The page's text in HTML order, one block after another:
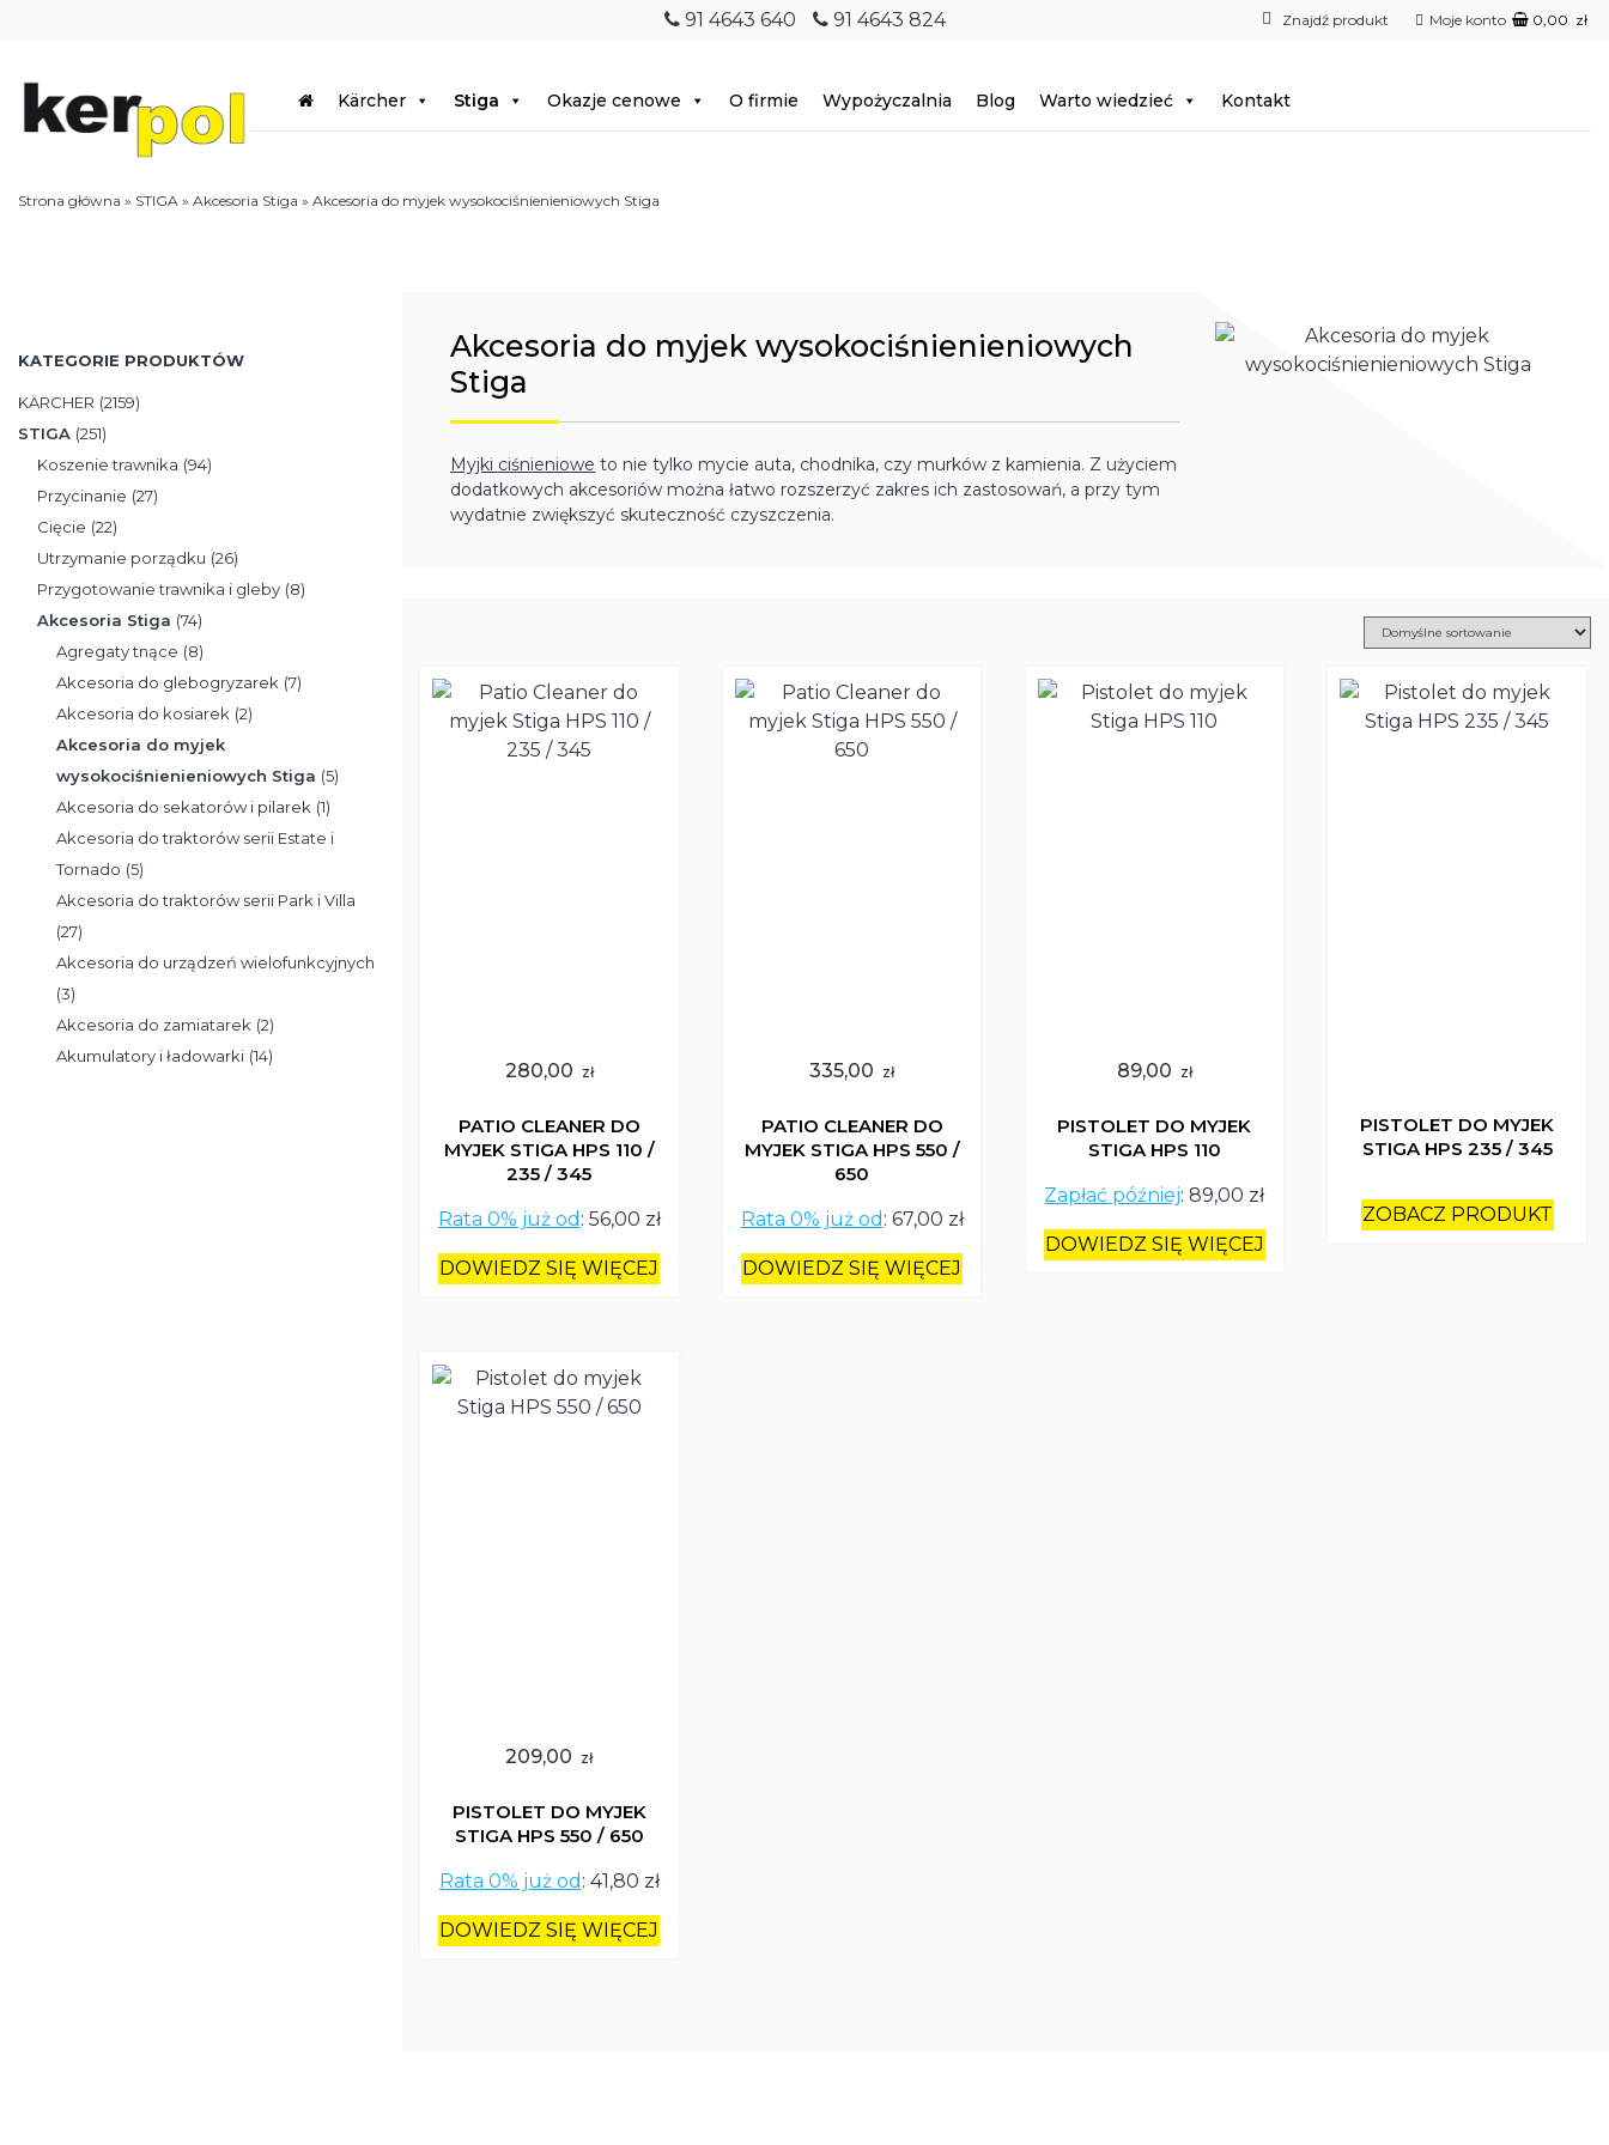
91 4643 640 91 4643 824 Moje konto 0,00 zł
Kärcher Stiga Okazje cenowe O firmie Wypożyczalnia Blog Warto wiedzieć Kontakt
Strona główna » STIGA » Akcesoria Stiga » Akcesoria do myjek wysokociśnienieniowych Stiga
KATEGORIE PRODUKTÓW
KÄRCHER (2159)
STIGA (251)
Koszenie trawnika (94)
Przycinanie (27)
Cięcie (22)
Utrzymanie porządku (26)
Przygotowanie trawnika i gleby (8)
Akcesoria Stiga (74)
Agregaty tnące (8)
Akcesoria do glebogryzarek (7)
Akcesoria do kosiarek (2)
Akcesoria do myjek
wysokociśnienieniowych Stiga (5)
Akcesoria do sekatorów i pilarek (1)
Akcesoria do traktorów serii Estate i
Tornado (5)
Akcesoria do traktorów serii Park i Villa
(27)
Akcesoria do urządzeń wielofunkcyjnych
(3)
Akcesoria do zamiatarek (2)
Akumulatory i ładowarki (14)
Akcesoria do myjek wysokociśnienieniowych
Stiga
Myjki ciśnieniowe to nie tylko mycie auta, chodnika, czy murków z kamienia. Z użyciem
dodatkowych akcesoriów można łatwo rozszerzyć zakres ich zastosowań, a przy tym
wydatnie zwiększyć skuteczność czyszczenia.
280,00 zł
PATIO CLEANER DO
MYJEK STIGA HPS 110 /
235 / 345
Rata 0% już od : 56,00 zł
DOWIEDZ SIĘ WIĘCEJ
335,00 zł
PATIO CLEANER DO
MYJEK STIGA HPS 550 /
650
Rata 0% już od : 67,00 zł
DOWIEDZ SIĘ WIĘCEJ
89,00 zł
PISTOLET DO MYJEK
STIGA HPS 110
Zapłać później:89,00 zł
DOWIEDZ SIĘ WIĘCEJ
PISTOLET DO MYJEK
STIGA HPS 235 / 345
ZOBACZ PRODUKT
209,00 zł
PISTOLET DO MYJEK
STIGA HPS 550 / 650
Rata 0% już od : 41,80 zł
DOWIEDZ SIĘ WIĘCEJ